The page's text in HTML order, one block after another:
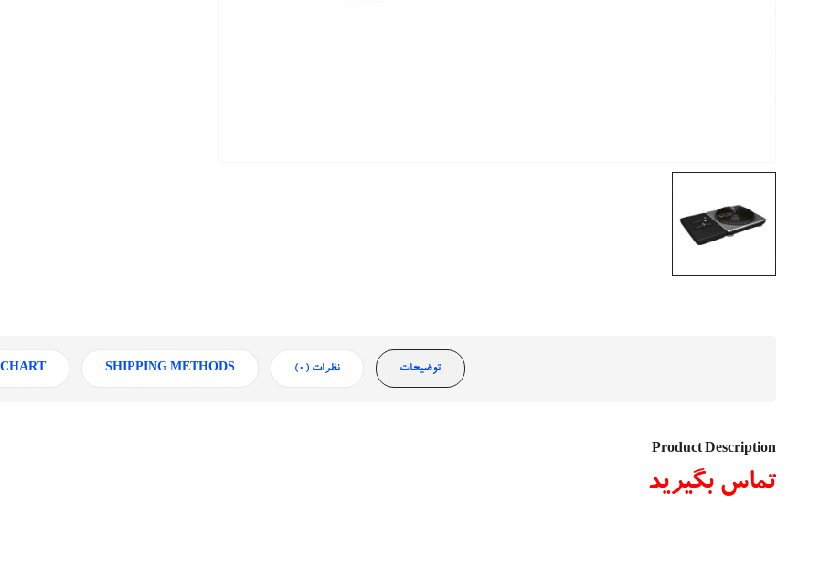
توضیحات نظرات (0) SHIPPING METHODS
Product Description
تماس بگیرید